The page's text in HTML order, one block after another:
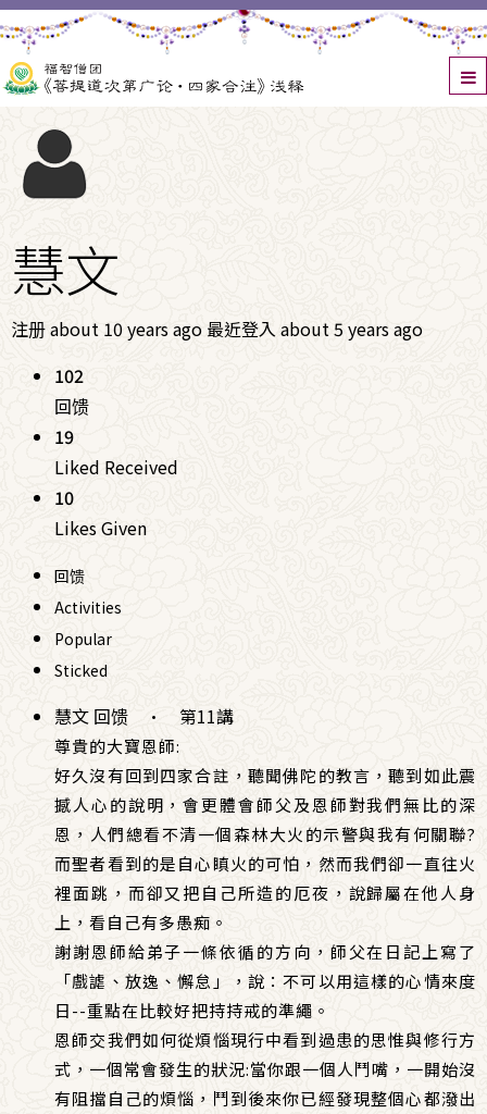
慧文
注册 about 10 years ago 最近登入 about 5 years ago
102
回馈
19
Liked Received
10
Likes Given
回馈
Activities
Popular
Sticked
慧文 回馈 · 第11講
尊貴的大寶恩師:
好久沒有回到四家合註，聽聞佛陀的教言，聽到如此震
撼人心的說明，會更體會師父及恩師對我們無比的深
恩，人們總看不清一個森林大火的示警與我有何關聯?
而聖者看到的是自心瞋火的可怕，然而我們卻一直往火
裡面跳，而卻又把自己所造的厄夜，說歸屬在他人身
上，看自己有多愚痴。
謝謝恩師給弟子一條依循的方向，師父在日記上寫了
「戲謔、放逸、懈怠」，說：不可以用這樣的心情來度
日--重點在比較好把持持戒的準繩。
恩師交我們如何從煩惱現行中看到過患的思惟與修行方
式，一個常會發生的狀況:當你跟一個人鬥嘴，一開始沒
有阻擋自己的煩惱，鬥到後來你已經發現整個心都潑出